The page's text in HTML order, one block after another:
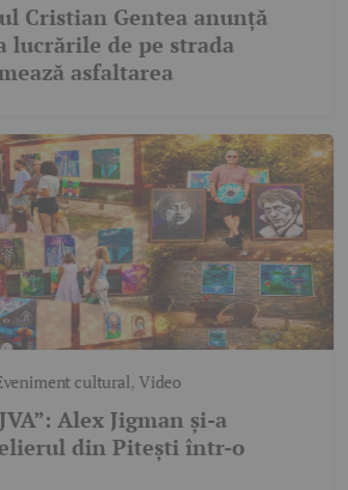
Cristian Gentea anunță
lucrările de pe strada
asfaltarea
cultural, Video
Alex Jigman și-a
din Pitești într-o